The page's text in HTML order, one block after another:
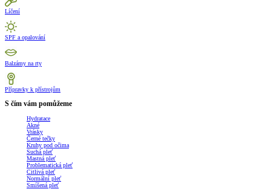
Líčení
SPF a opalování
Balzámy na rty
Přípravky k přístrojům
S čím vám pomůžeme
Hydratace
Akné
Vrásky
Černé tečky
Kruhy pod očima
Suchá pleť
Mastná pleť
Problematická pleť
Citlivá pleť
Normální pleť
Smíšená pleť